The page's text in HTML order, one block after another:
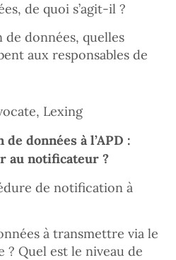
de quoi s’agit-il ?
de données, quelles
aux responsables de
Lexing
données à l’APD :
au notificateur ?
de notification à
à transmettre via le
Quel est le niveau de